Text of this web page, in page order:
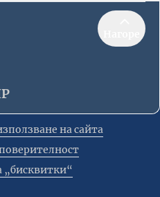
на сайта
„бисквитки“